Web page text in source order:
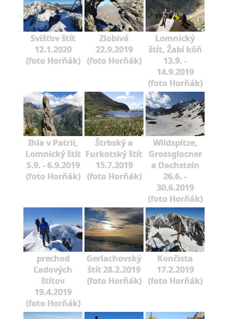
Svišťov štít
12.1.2020
(foto Horňák)
Zlobivá
22.9.2019
(foto Horňák)
Lomnický
štít, Žabí kôň
13.9. -
14.9.2019
(foto Horňák)
Ihla v Patrii,
Lomnický štít
5.9. - 6.9.2019
(foto Horňák)
Štrbský a
Furkotský štít
15.7.2019
(foto Horňák)
Wildspitze,
Grossglocner
a Dachstein
26.6. -
30.6.2019
(foto Horňák)
prechod
Ľadových
štítov
19.4.2019
(foto Horňák)
Gerlachovský
štít 28.2.2019
(foto Horňák)
Končista
17.2.2019
(foto Horňák)